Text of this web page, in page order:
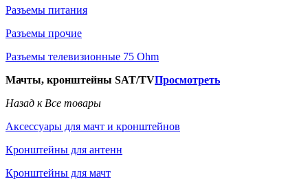
Разъемы питания
Разъемы прочие
Разъемы телевизионные 75 Ohm
Мачты, кронштейны SAT/TVПросмотреть
Назад к Все товары
Аксессуары для мачт и кронштейнов
Кронштейны для антенн
Кронштейны для мачт